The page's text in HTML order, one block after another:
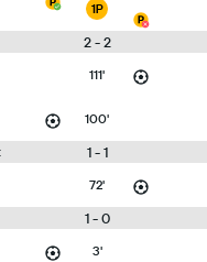
1P
2 - 2
111'
100'
1 - 1
72'
1 - 0
3'